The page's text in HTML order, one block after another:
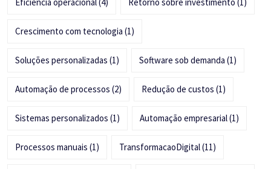
Crescimento com tecnologia (1)
Soluções personalizadas (1) Software sob demanda (1)
Automação de processos (2) Redução de custos (1)
Sistemas personalizados (1) Automação empresarial(1)
Processos manuais (1) TransformacaoDigital(11)